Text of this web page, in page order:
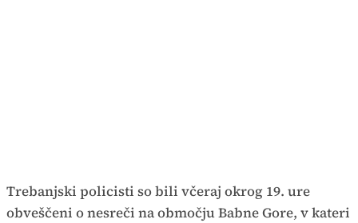
Trebanjski policisti so bili včeraj okrog 19. ure
obveščeni o nesreči na območju Babne Gore, v kateri